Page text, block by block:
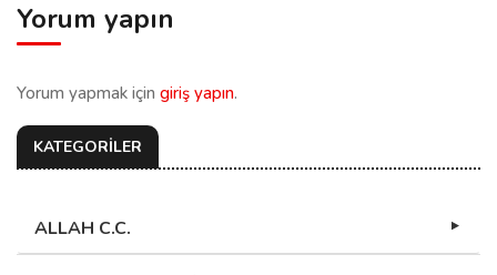
Yorum yapın
Yorum yapmak için giriş yapın.
KATEGORİLER
ALLAH C.C.